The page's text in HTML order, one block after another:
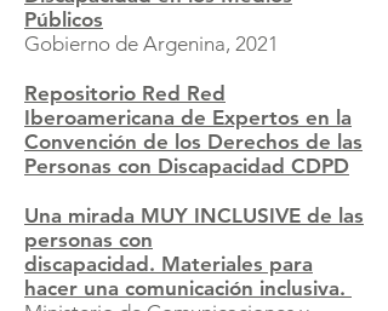
Públicos
Gobierno de Argenina, 2021
Repositorio Red Red
Iberoamericana de Expertos en la
Convención de los Derechos de las
Personas con Discapacidad CDPD
Una mirada MUY INCLUSIVE de las
personas con
discapacidad. Materiales para
hacer una comunicación inclusiva.